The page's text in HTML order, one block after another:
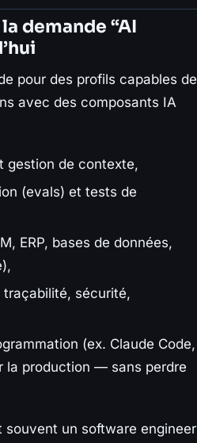
demande “AI
pour des profils capables de
avec des composants IA
gestion de contexte,
(evals) et tests de
ERP, bases de données,
sécurité,
(ex. Claude Code,
la production — sans perdre
souvent un software engineer